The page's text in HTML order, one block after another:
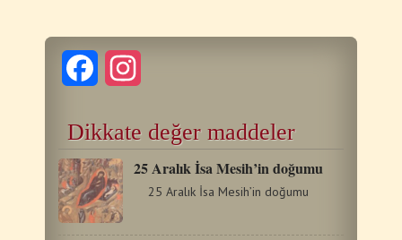
Facebook
Dikkate değer maddeler
25 Aralık İsa Mesih’in doğumu
25 Aralık İsa Mesih’in doğumu